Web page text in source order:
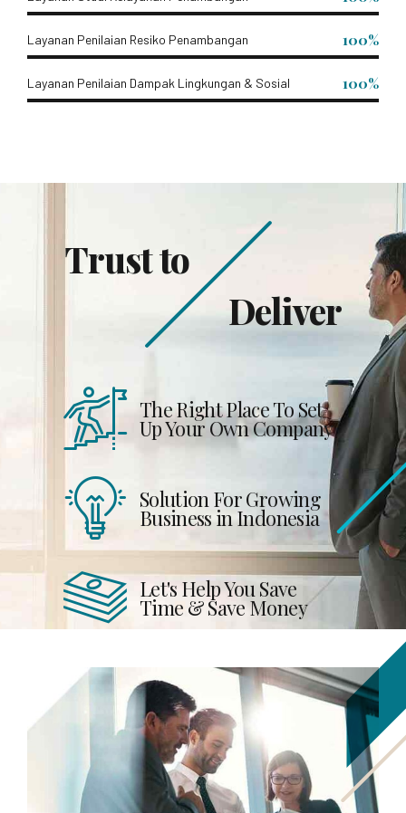
Layanan Penilaian Resiko Penambangan 100%
Layanan Penilaian Dampak Lingkungan & Sosial 100%
Trust to
Deliver
The Right Place To Set
Up Your Own Company
Solution For Growing
Business in Indonesia
Let's Help You Save
Time & Save Money